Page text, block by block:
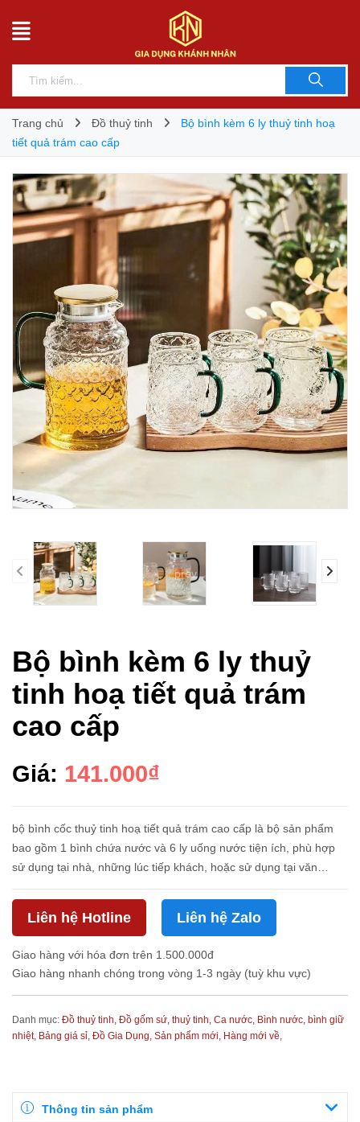
Trang chủ Đồ thuỷ tinh
Bộ bình kèm 6 ly thuỷ tinh hoạ
tiết quả trám cao cấp
prev
Bộ bình kèm 6 ly thuỷ
tinh hoạ tiết quả trám
cao cấp
Giá: 141.000₫
bộ bình cốc thuỷ tinh hoạ tiết quả trám cao cấp là bộ sản phẩm
bao gồm 1 bình chứa nước và 6 ly uống nước tiện ích, phù hợp
sử dụng tại nhà, những lúc tiếp khách, hoặc sử dụng tại văn
Liên hệ Hotline Liên hệ Zalo
Giao hàng với hóa đơn trên 1.500.000đ
Giao hàng nhanh chóng trong vòng 1-3 ngày (tuỳ khu vực)
Danh mục: Đồ thuỷ tinh, Đồ gốm sứ, thuỷ tinh, Ca nước, Bình nước, bình giữ
nhiệt, Bảng giá sỉ, Đồ Gia Dụng, Sản phẩm mới, Hàng mới về,
Thông tin sản phẩm